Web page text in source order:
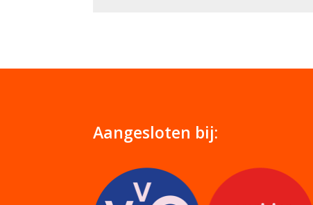
Aangesloten bij: